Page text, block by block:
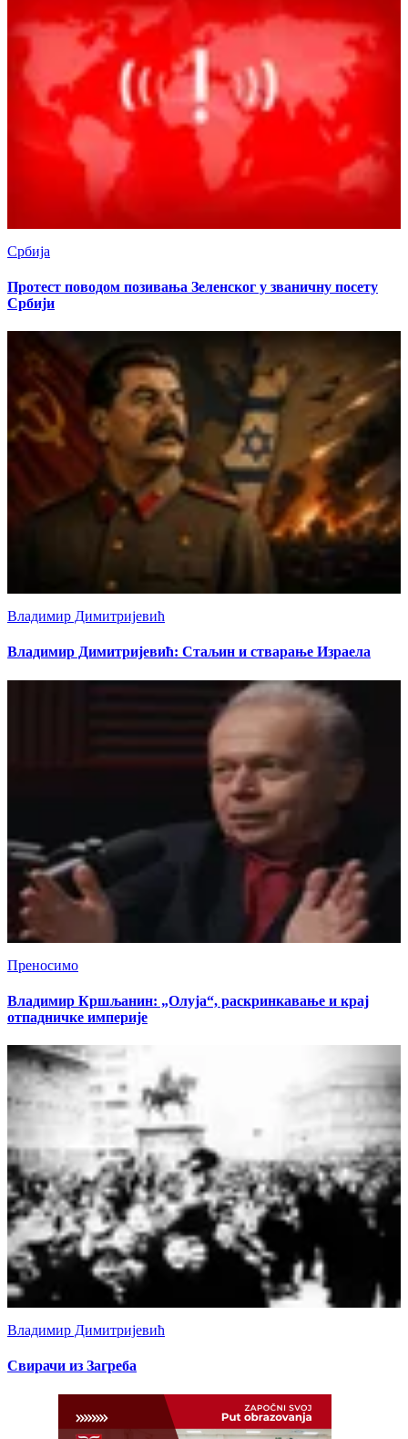
Србија
Протест поводом позивања Зеленског у званичну посету
Србији
Владимир Димитријевић
Владимир Димитријевић: Стаљин и стварање Израела
Преносимо
Владимир Кршљанин: „Олуја“, раскринкавање и крај
отпадничке империје
Владимир Димитријевић
Свирачи из Загреба